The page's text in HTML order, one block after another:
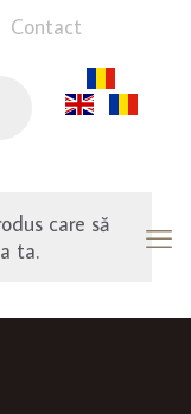
Contact
care să
ta.